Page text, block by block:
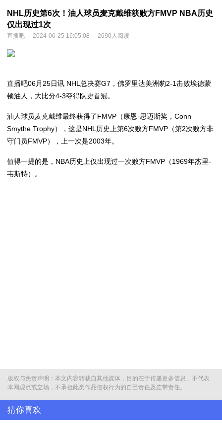
NHL历史第6次！油人球员麦克戴维获败方FMVP NBA历史
仅出现过1次
直播吧 2024-06-25 16:05:08 2690人阅读
直播吧06月25日讯 NHL总决赛G7，佛罗里达美洲豹2-1击败埃德蒙
顿油人，大比分4-3夺得队史首冠。
油人球员麦克戴维最终获得了FMVP（康恩-思迈斯奖，Conn
Smythe Trophy），这是NHL历史上第6次败方FMVP（第2次败方非
守门员FMVP），上一次是2003年。
值得一提的是，NBA历史上仅出现过一次败方FMVP（1969年杰里-
韦斯特）。
版权与免责声明：本文内容转载自其他媒体，目的在于传递更多信息，不代表
本网观点或立场，不承担此类作品侵权行为的自己责任及连带责任。
猜你喜欢